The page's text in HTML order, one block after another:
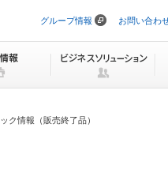
ビ
ョ
を
ス
グループ情報 お問い合わ
ク情報（販売終了品）